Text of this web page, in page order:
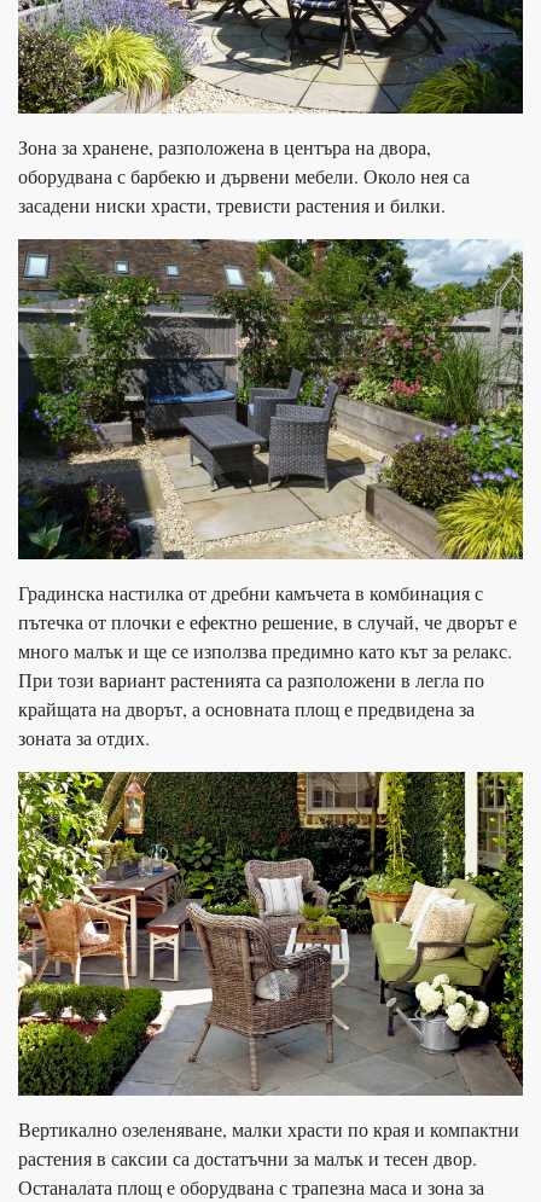
Зона за хранене, разположена в центъра на двора,
оборудвана с барбекю и дървени мебели. Около нея са
засадени ниски храсти, тревисти растения и билки.
Градинска настилка от дребни камъчета в комбинация с
пътечка от плочки е ефектно решение, в случай, че дворът е
много малък и ще се използва предимно като кът за релакс.
При този вариант растенията са разположени в легла по
крайщата на дворът, а основната площ е предвидена за
зоната за отдих.
Вертикално озеленяване, малки храсти по края и компактни
растения в саксии са достатъчни за малък и тесен двор.
Останалата площ е оборудвана с трапезна маса и зона за